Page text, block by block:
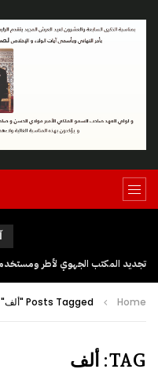
Home Posts Tagged "ألف"
TAG: ألف